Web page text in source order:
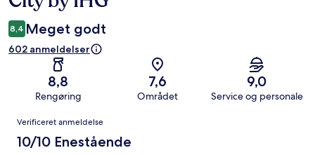
8,4 Meget godt
602 anmeldelser
8,8
Rengøring
7,6
Området
9,0
Service og personale
Anmeldelser
Verificeret anmeldelse
10/10 Enestående